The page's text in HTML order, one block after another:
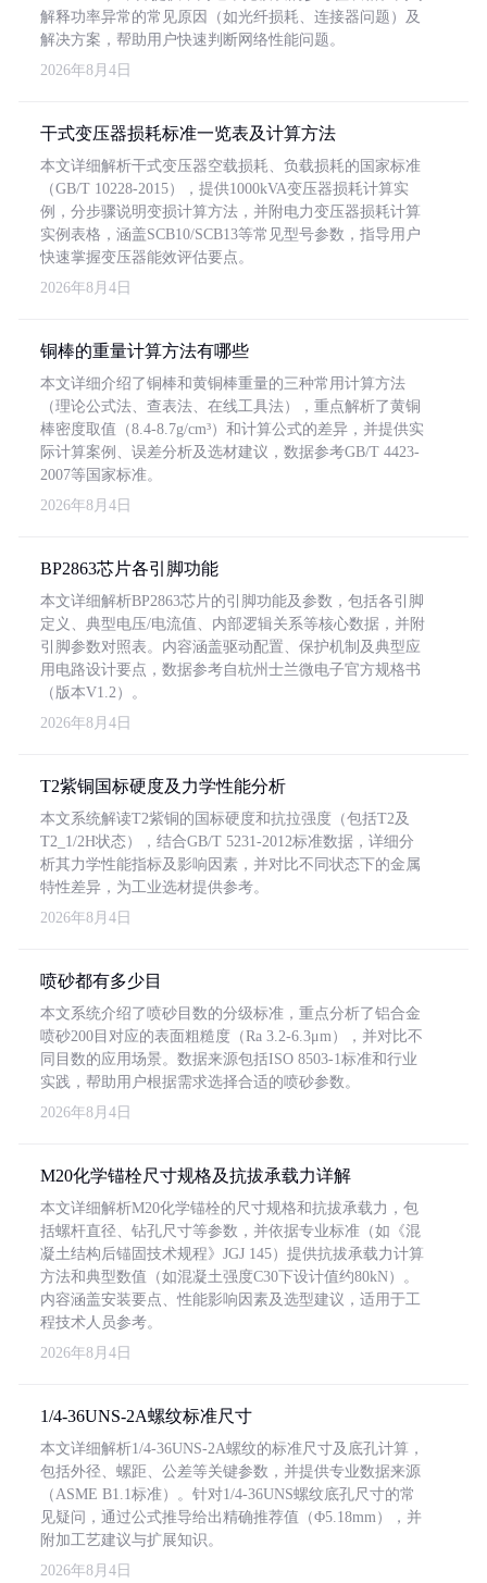
解释功率异常的常见原因（如光纤损耗、连接器问题）及
解决方案，帮助用户快速判断网络性能问题。
2026年8月4日
干式变压器损耗标准一览表及计算方法
本文详细解析干式变压器空载损耗、负载损耗的国家标准
（GB/T 10228-2015），提供1000kVA变压器损耗计算实
例，分步骤说明变损计算方法，并附电力变压器损耗计算
实例表格，涵盖SCB10/SCB13等常见型号参数，指导用户
快速掌握变压器能效评估要点。
2026年8月4日
铜棒的重量计算方法有哪些
本文详细介绍了铜棒和黄铜棒重量的三种常用计算方法
（理论公式法、查表法、在线工具法），重点解析了黄铜
棒密度取值（8.4-8.7g/cm³）和计算公式的差异，并提供实
际计算案例、误差分析及选材建议，数据参考GB/T 4423-
2007等国家标准。
2026年8月4日
BP2863芯片各引脚功能
本文详细解析BP2863芯片的引脚功能及参数，包括各引脚
定义、典型电压/电流值、内部逻辑关系等核心数据，并附
引脚参数对照表。内容涵盖驱动配置、保护机制及典型应
用电路设计要点，数据参考自杭州士兰微电子官方规格书
（版本V1.2）。
2026年8月4日
T2紫铜国标硬度及力学性能分析
本文系统解读T2紫铜的国标硬度和抗拉强度（包括T2及
T2_1/2H状态），结合GB/T 5231-2012标准数据，详细分
析其力学性能指标及影响因素，并对比不同状态下的金属
特性差异，为工业选材提供参考。
2026年8月4日
喷砂都有多少目
本文系统介绍了喷砂目数的分级标准，重点分析了铝合金
喷砂200目对应的表面粗糙度（Ra 3.2-6.3μm），并对比不
同目数的应用场景。数据来源包括ISO 8503-1标准和行业
实践，帮助用户根据需求选择合适的喷砂参数。
2026年8月4日
M20化学锚栓尺寸规格及抗拔承载力详解
本文详细解析M20化学锚栓的尺寸规格和抗拔承载力，包
括螺杆直径、钻孔尺寸等参数，并依据专业标准（如《混
凝土结构后锚固技术规程》JGJ 145）提供抗拔承载力计算
方法和典型数值（如混凝土强度C30下设计值约80kN）。
内容涵盖安装要点、性能影响因素及选型建议，适用于工
程技术人员参考。
2026年8月4日
1/4-36UNS-2A螺纹标准尺寸
本文详细解析1/4-36UNS-2A螺纹的标准尺寸及底孔计算，
包括外径、螺距、公差等关键参数，并提供专业数据来源
（ASME B1.1标准）。针对1/4-36UNS螺纹底孔尺寸的常
见疑问，通过公式推导给出精确推荐值（Φ5.18mm），并
附加工艺建议与扩展知识。
2026年8月4日